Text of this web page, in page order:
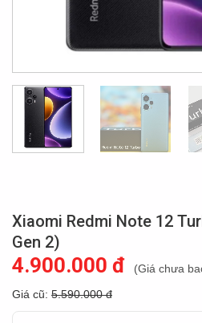
Xiaomi Redmi Note 12
Gen 2)
4.900.000 đ
(Giá chưa
Giá cũ: 5.590.000 đ